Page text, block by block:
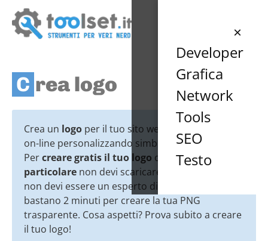
×
Developer
Grafica
Network
Tools
SEO
Testo
Crea logo
Crea un logo per il tuo sito web direttamente
on-line personalizzando simbolo, scritta e colori.
Percreare gratis il tuo logo o unascritta
particolare non devi scaricare nulla sul tuo PC,
non devi essere un esperto di grafica e ti
bastano 2 minuti per creare la tua PNG
trasparente. Cosa aspetti? Prova subito a creare
il tuo logo!